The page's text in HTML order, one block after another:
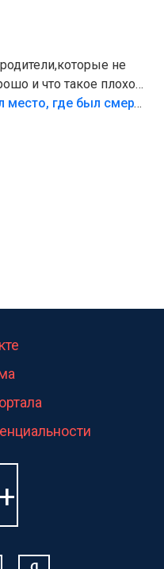
не
и что такое плохо!
безумия,есть же
«Попал на пику»: СК показал место, где был смертельно травмирован ребенок в Тольятти